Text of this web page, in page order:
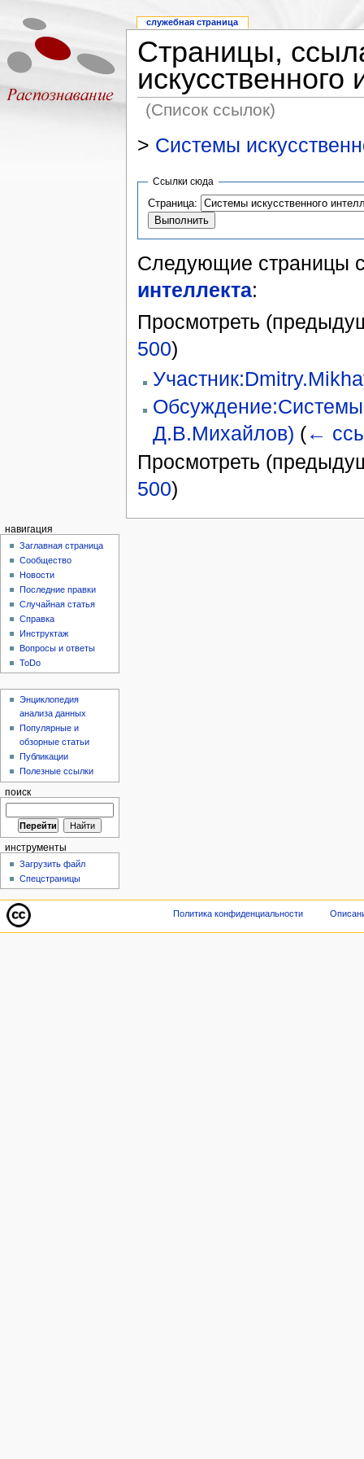
Страницы,
искусственного
(Список ссылок)
> Системы
Ссылки сюда
Страница:
Следующие страницы
интеллекта:
Просмотреть
500)
Обсуждение:Системы
Д.В.Михайлов) (←
Просмотреть
500)
служебная страница
навигация
Заглавная страница
Сообщество
Новости
Последние правки
Случайная статья
Справка
Инструктаж
Вопросы и ответы
ToDo
Энциклопедия
анализа данных
Популярные и
обзорные статьи
Публикации
Полезные ссылки
поиск
инструменты
Загрузить файл
Спецстраницы
Политика конфиденциальности